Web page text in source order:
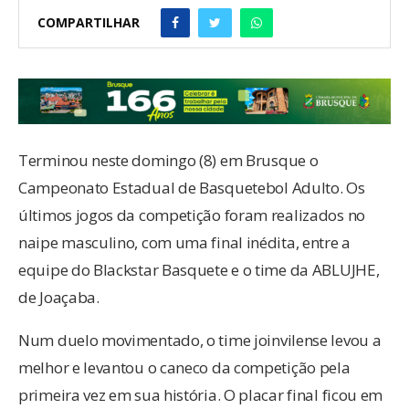
COMPARTILHAR
Terminou neste domingo (8) em Brusque o
Campeonato Estadual de Basquetebol Adulto. Os
últimos jogos da competição foram realizados no
naipe masculino, com uma final inédita, entre a
equipe do Blackstar Basquete e o time da ABLUJHE,
de Joaçaba.
Num duelo movimentado, o time joinvilense levou a
melhor e levantou o caneco da competição pela
primeira vez em sua história. O placar final ficou em